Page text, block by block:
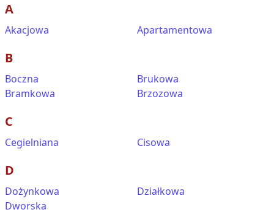
A
Akacjowa Apartamentowa
B
Boczna
Bramkowa
Brukowa
Brzozowa
C
Cegielniana Cisowa
D
Dożynkowa
Dworska
Działkowa